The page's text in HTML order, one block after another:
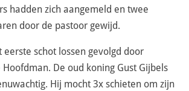
hadden zich aangemeld en twee
door de pastoor gewijd.
eerste schot lossen gevolgd door
De oud koning Gust Gijbels
Hij mocht 3x schieten om zijn